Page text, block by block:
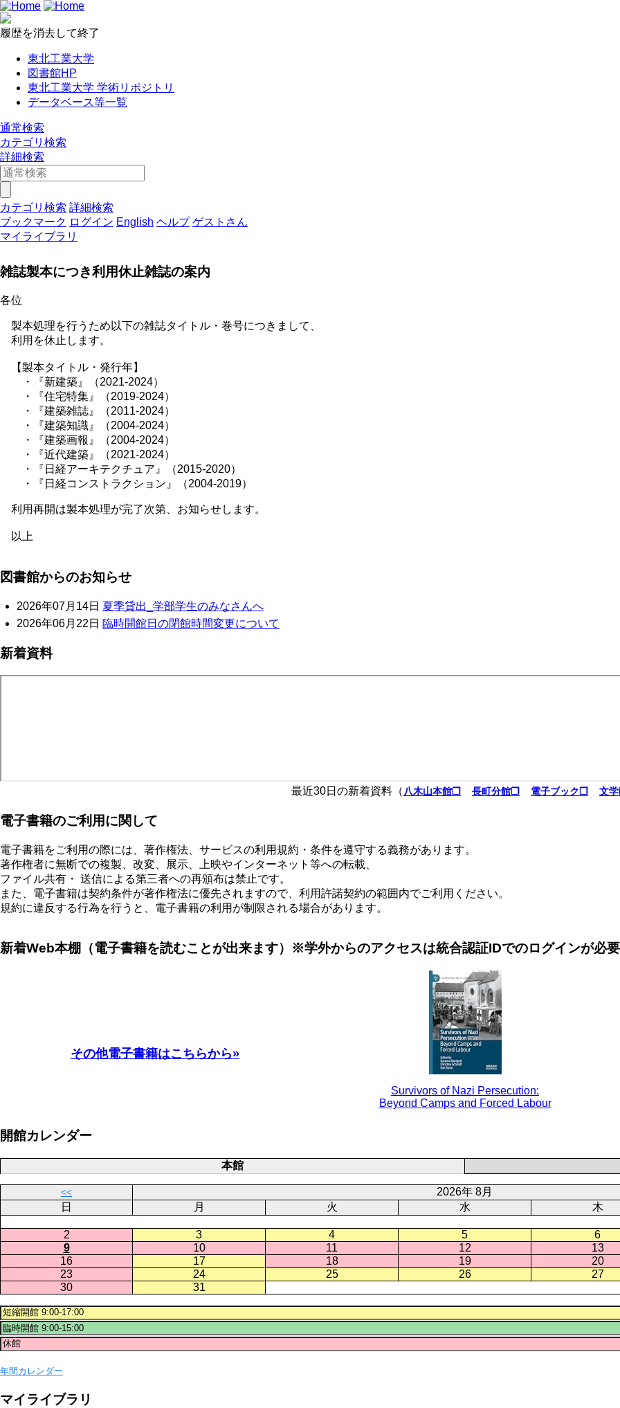
履歴を消去して終了
東北工業大学
図書館HP
東北工業大学 学術リポジトリ
データベース等一覧
通常検索
カテゴリ検索
詳細検索
カテゴリ検索 詳細検索
ブックマーク ログイン English ヘルプ ゲストさん
マイライブラリ
雑誌製本につき利用休止雑誌の案内
各位
製本処理を行うため以下の雑誌タイトル・巻号につきまして、
利用を休止します。
【製本タイトル・発行年】
・『新建築』（2021-2024）
・『住宅特集』（2019-2024）
・『建築雑誌』（2011-2024）
・『建築知識』（2004-2024）
・『建築画報』（2004-2024）
・『近代建築』（2021-2024）
・『日経アーキテクチュア』（2015-2020）
・『日経コンストラクション』（2004-2019）
利用再開は製本処理が完了次第、お知らせします。
以上
図書館からのお知らせ
2026年07月14日 夏季貸出_学部学生のみなさんへ
2026年06月22日 臨時開館日の閉館時間変更について
新着資料
最近30日の新着資料（八木山本館❐ 長町分館❐ 電子ブック❐ 文
電子書籍のご利用に関して
電子書籍をご利用の際には、著作権法、サービスの利用規約・条件を遵守する義務があります。
著作権者に無断での複製、改変、展示、上映やインターネット等への転載、
ファイル共有・ 送信による第三者への再頒布は禁止です。
また、電子書籍は契約条件が著作権法に優先されますので、利用許諾契約の範囲内でご利用ください。
規約に違反する行為を行うと、電子書籍の利用が制限される場合があります。
新着Web本棚（電子書籍を読むことが出来ます）※学外からのアクセスは統合認証IDでのログインが必
その他電子書籍はこちらから»
Survivors of Nazi Persecution:
Beyond Camps and Forced Labour
開館カレンダー
本館
<<
2026年 8月
日
月 火 水 木
2 3 4 5
6
9
10 11 12
13
16
17 18 19
20
23
24 25 26
27
30
31
年間カレンダー
マイライブラリ